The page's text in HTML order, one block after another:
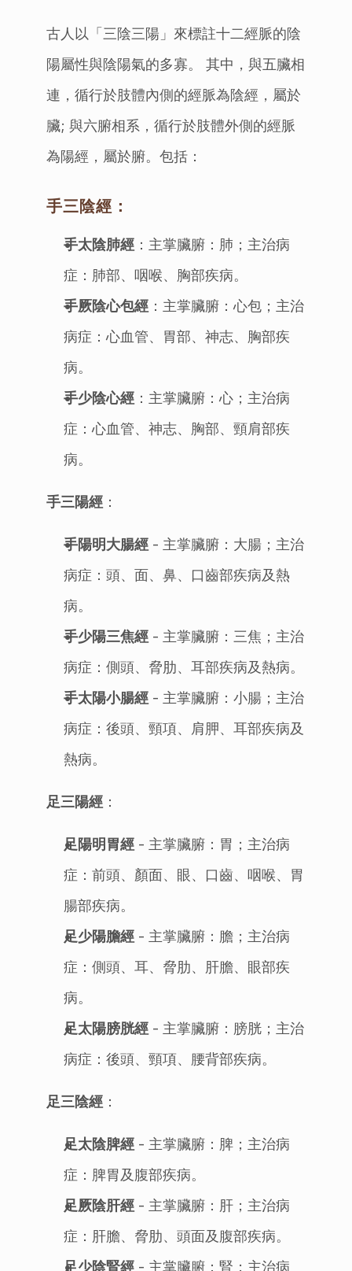
古人以「三陰三陽」來標註十二經脈的陰
陽屬性與陰陽氣的多寡。 其中，與五臟相
連，循行於肢體內側的經脈為陰經，屬於
臟; 與六腑相系，循行於肢體外側的經脈
為陽經，屬於腑。包括：
手三陰經 ：
手太陰肺經 ：主掌臟腑：肺；主治病
症：肺部、咽喉、胸部疾病。
手厥陰心包經 ：主掌臟腑：心包；主治
病症：心血管、胃部、神志、胸部疾
病。
手少陰心經 ：主掌臟腑：心；主治病
症：心血管、神志、胸部、頸肩部疾
病。
手三陽經 ：
手陽明大腸經 - 主掌臟腑：大腸；主治
病症：頭、面、鼻、口齒部疾病及熱
病。
手少陽三焦經 - 主掌臟腑：三焦；主治
病症：側頭、脅肋、耳部疾病及熱病。
手太陽小腸經 - 主掌臟腑：小腸；主治
病症：後頭、頸項、肩胛、耳部疾病及
熱病。
足三陽經 ：
足陽明胃經 - 主掌臟腑：胃；主治病
症：前頭、顏面、眼、口齒、咽喉、胃
腸部疾病。
足少陽膽經 - 主掌臟腑：膽；主治病
症：側頭、耳、脅肋、肝膽、眼部疾
病。
足太陽膀胱經 - 主掌臟腑：膀胱；主治
病症：後頭、頸項、腰背部疾病。
足三陰經 ：
足太陰脾經 - 主掌臟腑：脾；主治病
症：脾胃及腹部疾病。
足厥陰肝經 - 主掌臟腑：肝；主治病
症：肝膽、脅肋、頭面及腹部疾病。
足少陰腎經 - 主掌臟腑：腎；主治病